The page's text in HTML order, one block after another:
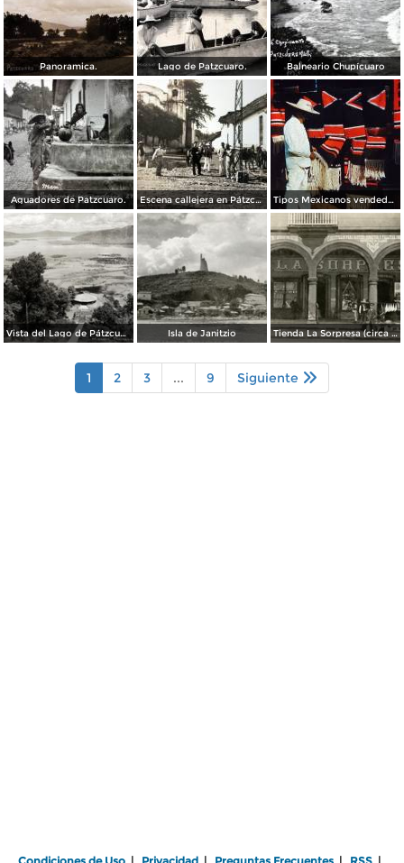
Panoramica. Lago de Patzcuaro. Balneario Chupícuaro
Aguadores de Patzcuaro. Escena callejera en Pátzcuaro, Michoacán. Tipos Mexicanos vendedor de Zarapes Pátzcuaro, Michoacán 1954.
Vista del Lago de Pátzcuaro Isla de Janitzio Tienda La Sorpresa (circa 1908)
1 2 3 ... 9 Siguiente
Condiciones de Uso | Privacidad | Preguntas Frecuentes | RSS |